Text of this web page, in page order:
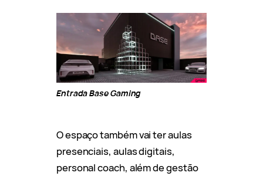
Entrada Base Gaming
O espaço também vai ter aulas
presenciais, aulas digitais,
personal coach, além de gestão